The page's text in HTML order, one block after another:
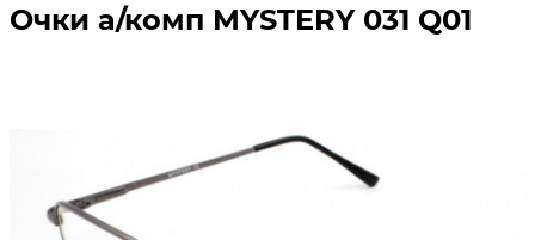
Очки а/комп MYSTERY 031 Q01